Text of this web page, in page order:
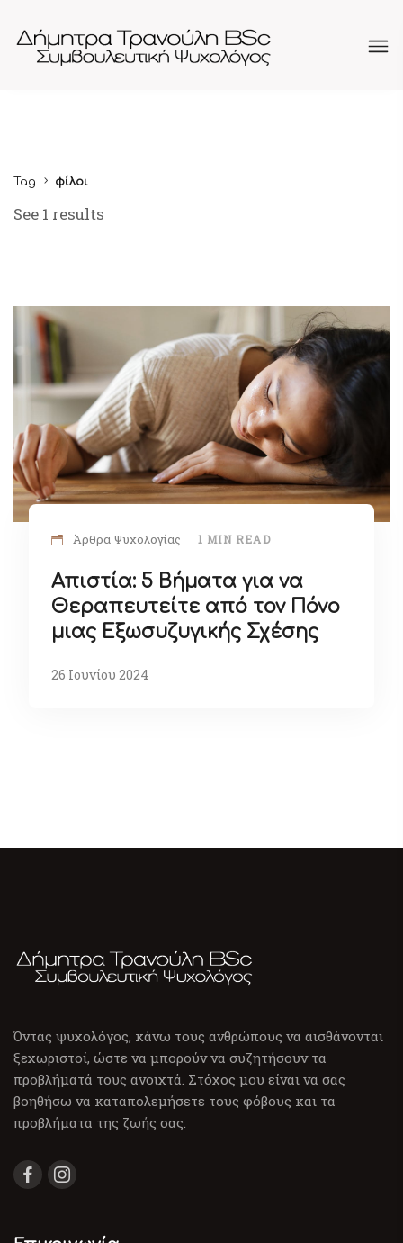
Tag φίλοι
See 1 results
Άρθρα Ψυχολογίας 1 MIN READ
Απιστία: 5 Βήματα για να
Θεραπευτείτε από τον Πόνο
μιας Εξωσυζυγικής Σχέσης
26 Ιουνίου 2024
Όντας ψυχολόγος, κάνω τους ανθρώπους να αισθάνονται
ξεχωριστοί, ώστε να μπορούν να συζητήσουν τα
προβλήματά τους ανοιχτά. Στόχος μου είναι να σας
βοηθήσω να καταπολεμήσετε τους φόβους και τα
προβλήματα της ζωής σας.